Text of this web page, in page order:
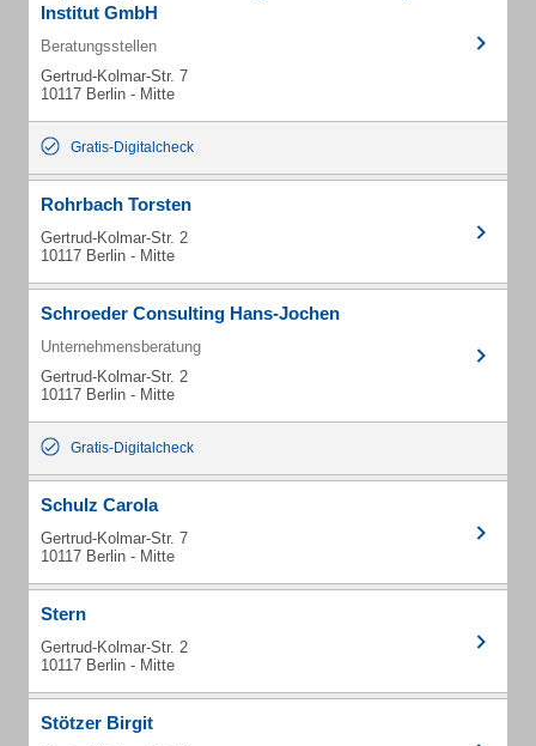
Institut GmbH
Beratungsstellen
Gertrud-Kolmar-Str. 7
10117 Berlin - Mitte
Gratis-Digitalcheck
Rohrbach Torsten
Gertrud-Kolmar-Str. 2
10117 Berlin - Mitte
Schroeder Consulting Hans-Jochen
Unternehmensberatung
Gertrud-Kolmar-Str. 2
10117 Berlin - Mitte
Gratis-Digitalcheck
Schulz Carola
Gertrud-Kolmar-Str. 7
10117 Berlin - Mitte
Stern
Gertrud-Kolmar-Str. 2
10117 Berlin - Mitte
Stötzer Birgit